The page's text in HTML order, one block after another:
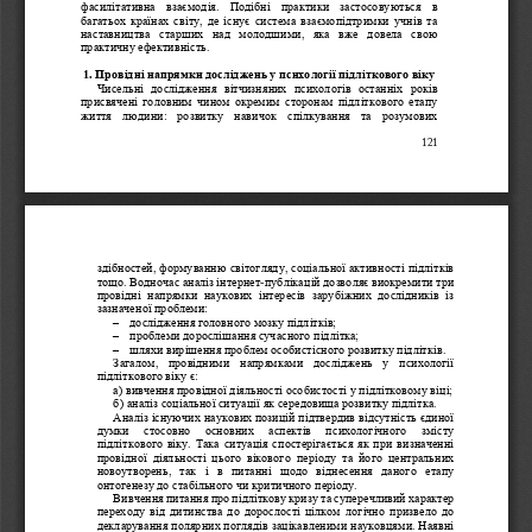
121
фасилітативна  взаємодія.  Подібні  практики  застосовуються  в
багатьох країнах світу, де існує система взаємопідтримки учнів та
наставництва  старших  над  молодшими,  яка  вже  довела  свою
практичну ефективність.
1. Провідні напрямки досліджень у психології підліткового віку
Чисельні  дослідження  вітчизняних  психологів  останніх  років
присвячені головним чином окремим сторонам підліткового етапу
життя  людини:  розвитку  навичок  спілкування  та  розумових
здібностей, формуванню світогляду, соціальної активності підлітків
тощо. Водночас аналіз інтернет-публікацій дозволяє виокремити три
провідні  напрямки  наукових  інтересів  зарубіжних  дослідників  із
зазначеної проблеми:
–
дослідження головного мозку підлітків;
–
проблеми дорослішання сучасного підлітка;
–
шляхи вирішення проблем особистісного розвитку підлітків.
Загалом,  провідними  напрямками  досліджень  у  психології
підліткового віку є:
а) вивчення провідної діяльності особистості у підлітковому віці;
б) аналіз соціальної ситуації як середовища розвитку підлітка.
Аналіз існуючих наукових позицій підтвердив відсутність єдиної
думки   стосовно   основних   аспектів   психологічного   змісту
підліткового віку. Така ситуація спостерігається як при визначенні
провідної  діяльності  цього  вікового  періоду  та  його  центральних
новоутворень,  так  і  в  питанні  щодо  віднесення  даного  етапу
онтогенезу до стабільного чи критичного періоду.
Вивчення питання про підліткову кризу та суперечливий характер
переходу від дитинства до дорослості цілком логічно призвело до
декларування полярних поглядів зацікавленими науковцями. Наявні